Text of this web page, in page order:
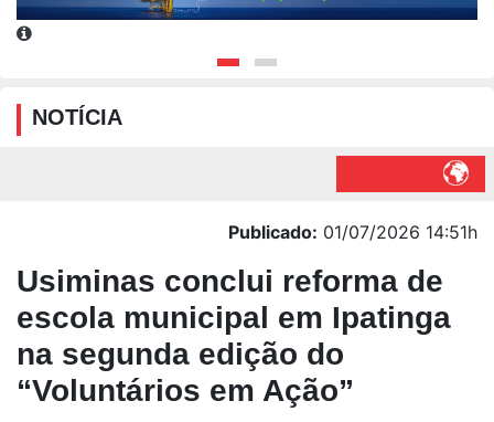
NOTÍCIA
Publicado: 01/07/2026 14:51h
Usiminas conclui reforma de
escola municipal em Ipatinga
na segunda edição do
“Voluntários em Ação”